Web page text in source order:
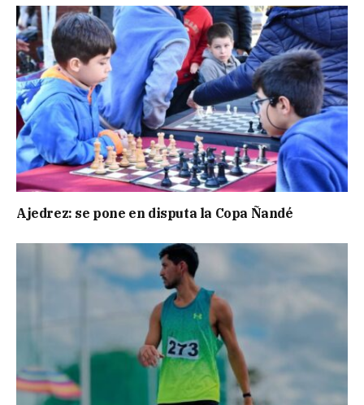
Ajedrez: se pone en disputa la Copa Ñandé